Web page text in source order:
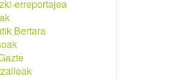
erreportajea
Bertara